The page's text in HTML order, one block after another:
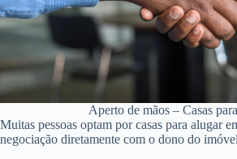
Aperto de mãos – Casas
Muitas pessoas optam por casas para alugar
negociação diretamente com o dono do